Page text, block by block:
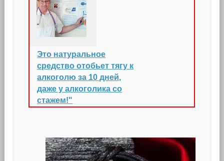
Это натуральное
средство отобьет тягу к
алкоголю за 10 дней,
даже у алкоголика со
стажем!"